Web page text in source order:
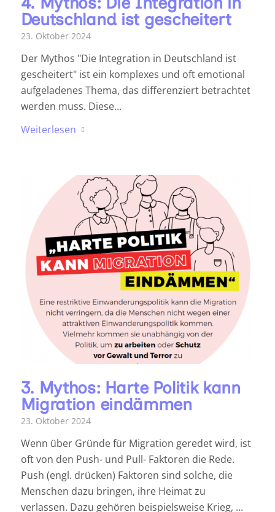
Deutschland ist gescheitert
23. Oktober 2024
Der Mythos "Die Integration in Deutschland ist
gescheitert" ist ein komplexes und oft emotional
aufgeladenes Thema, das differenziert betrachtet
werden muss. Diese...
Weiterlesen
3. Mythos: Harte Politik kann
Migration eindämmen
23. Oktober 2024
Wenn über Gründe für Migration geredet wird, ist
oft von den Push- und Pull- Faktoren die Rede.
Push (engl. drücken) Faktoren sind solche, die
Menschen dazu bringen, ihre Heimat zu
verlassen. Dazu gehören beispielsweise Krieg, ...